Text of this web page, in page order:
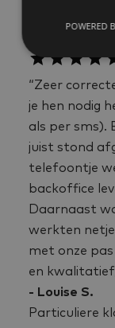
“Zeer
je hen nodig
als per sms).
juist stond
telefoontje
backoffice
Daarnaast
werkten
met onze
en
- Louise S.
Particuliere
POWERED